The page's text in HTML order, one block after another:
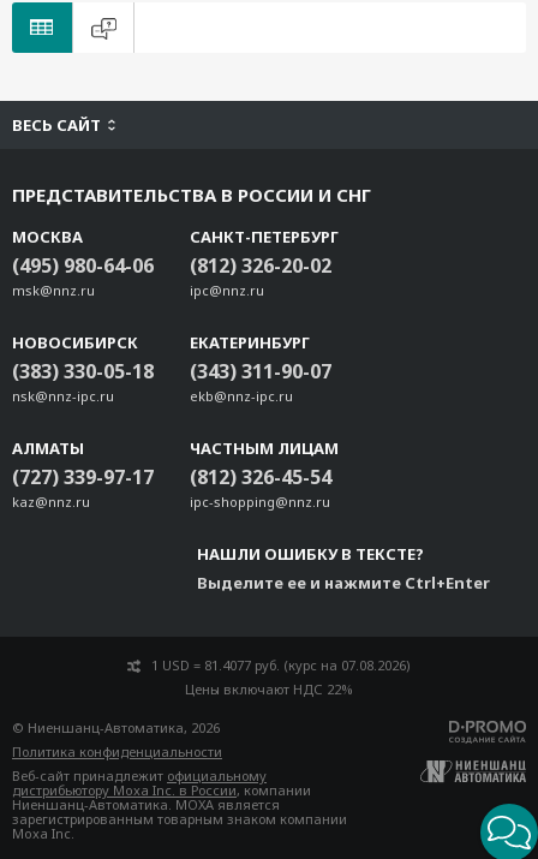
UC-8200-WLAN22-AC
UC-8100 LTE-CAT4-EU
V2406C-LTECat4-EU
V3200-LTECat4-GL
V3200-WLAN22-AC
V3200-WLAN22-AX
UC-4400A-LTE-CAT4-WW
V1200-5G
V1200-LTECat4-GL
V3400-LTECat4-GL
V3400-WLAN22-AC
V3400-WLAN22-AX
ВЕСЬ САЙТ
ПРЕДСТАВИТЕЛЬСТВА В РОССИИ И СНГ
МОСКВА
(495) 980-64-06
msk@nnz.ru
САНКТ-ПЕТЕРБУРГ
(812) 326-20-02
ipc@nnz.ru
НОВОСИБИРСК
(383) 330-05-18
nsk@nnz-ipc.ru
ЕКАТЕРИНБУРГ
(343) 311-90-07
ekb@nnz-ipc.ru
АЛМАТЫ
(727) 339-97-17
kaz@nnz.ru
ЧАСТНЫМ ЛИЦАМ
(812) 326-45-54
ipc-shopping@nnz.ru
НАШЛИ ОШИБКУ В ТЕКСТЕ?
Выделите ее и нажмите Ctrl+Enter
1 USD = 81.4077 руб. (курс на 07.08.2026)
Цены включают НДС 22%
© Ниеншанц-Автоматика, 2026
Политика конфиденциальности
Веб-сайт принадлежит официальному
дистрибьютору Moxa Inc. в России, компании
Ниеншанц-Автоматика. MOXA является
зарегистрированным товарным знаком компании
Moxa Inc.